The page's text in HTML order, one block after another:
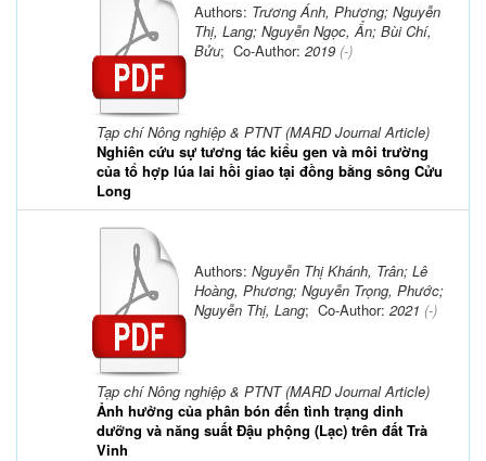
Tạp chí Nông nghiệp & PTNT (MARD Journal Article)
Nghiên cứu sự tương tác kiểu gen và môi trường
của tổ hợp lúa lai hồi giao tại đồng bằng sông Cửu
Long
Authors: Trương Ánh, Phương; Nguyễn
Thị, Lang; Nguyễn Ngọc, Ẩn; Bùi Chí,
Bửu; Co-Author: 2019 (-)
Tạp chí Nông nghiệp & PTNT (MARD Journal Article)
Ảnh hưởng của phân bón đến tình trạng dinh
dưỡng và năng suất Đậu phộng (Lạc) trên đất Trà
Vinh
Authors: Nguyễn Thị Khánh, Trân; Lê
Hoàng, Phương; Nguyễn Trọng, Phước;
Nguyễn Thị, Lang; Co-Author: 2021 (-)